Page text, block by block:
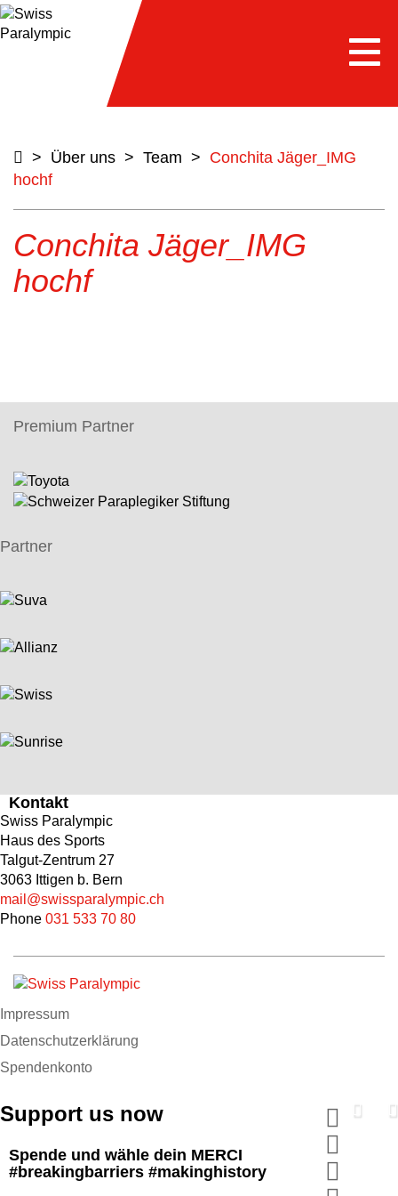
> Über uns > Team > Conchita Jäger_IMG
hochf
Conchita Jäger_IMG
hochf
Premium Partner
Partner
Kontakt
Swiss Paralympic
Haus des Sports
Talgut-Zentrum 27
3063 Ittigen b. Bern
mail@swissparalympic.ch
Phone 031 533 70 80
Impressum
Datenschutzerklärung
Spendenkonto
Support us now
Spende und wähle dein MERCI
#breakingbarriers #makinghistory